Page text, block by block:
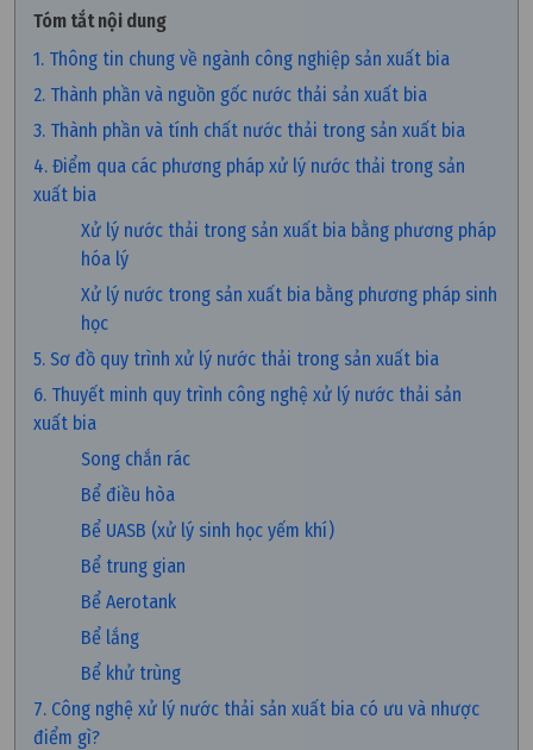
Tóm tắt nội dung
1. Thông tin chung về ngành công nghiệp sản xuất bia
2. Thành phần và nguồn gốc nước thải sản xuất bia
3. Thành phần và tính chất nước thải trong sản xuất bia
4. Điểm qua các phương pháp xử lý nước thải trong sản
xuất bia
Xử lý nước thải trong sản xuất bia bằng phương pháp
hóa lý
Xử lý nước trong sản xuất bia bằng phương pháp sinh
học
5. Sơ đồ quy trình xử lý nước thải trong sản xuất bia
6. Thuyết minh quy trình công nghệ xử lý nước thải sản
xuất bia
Song chắn rác
Bể điều hòa
Bể UASB (xử lý sinh học yếm khí)
Bể trung gian
Bể Aerotank
Bể lắng
Bể khử trùng
7. Công nghệ xử lý nước thải sản xuất bia có ưu và nhược
điểm gì?